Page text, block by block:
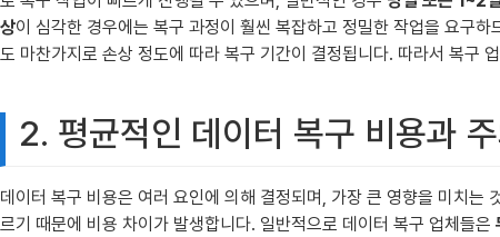
상이 심각한 경우에는 복구 과정이 훨씬 복잡하고 정밀한 작업을 요구하
도 마찬가지로 손상 정도에 따라 복구 기간이 결정됩니다. 따라서 복구
2. 평균적인 데이터 복구 비용과
데이터 복구 비용은 여러 요인에 의해 결정되며, 가장 큰 영향을 미치는
르기 때문에 비용 차이가 발생합니다. 일반적으로 데이터 복구 업체들은